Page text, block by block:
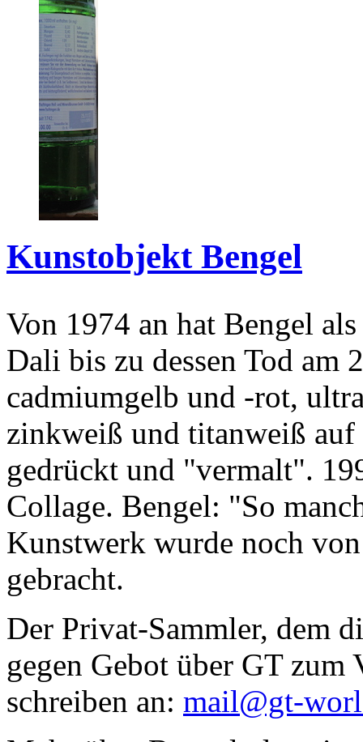
Kunstobjekt Bengel
Von 1974 an hat Bengel
Dali bis zu dessen Tod am
cadmiumgelb und -rot,
zinkweiß und titanweiß
gedrückt und "vermalt".
Collage. Bengel: "So
Kunstwerk wurde noch
gebracht.
Der Privat-Sammler, dem
gegen Gebot über GT zum
schreiben an: mail@gt-